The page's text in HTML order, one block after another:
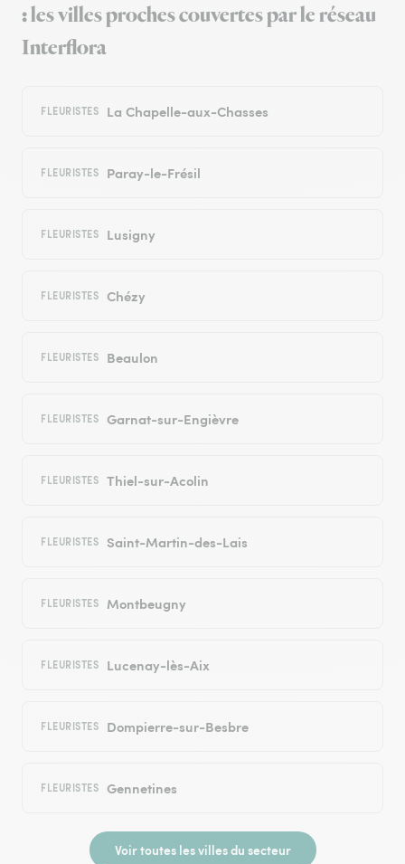
: les villes proches couvertes par le réseau
Interflora
FLEURISTES La Chapelle-aux-Chasses
FLEURISTES Paray-le-Frésil
FLEURISTES Lusigny
FLEURISTES Chézy
FLEURISTES Beaulon
FLEURISTES Garnat-sur-Engièvre
FLEURISTES Thiel-sur-Acolin
FLEURISTES Saint-Martin-des-Lais
FLEURISTES Montbeugny
FLEURISTES Lucenay-lès-Aix
FLEURISTES Dompierre-sur-Besbre
FLEURISTES Gennetines
Voir toutes les villes du secteur